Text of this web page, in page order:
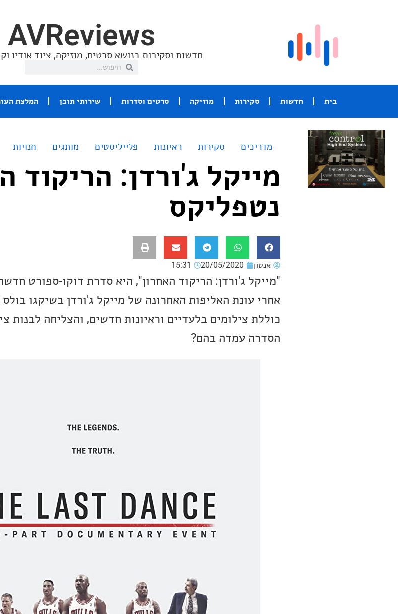
AVReviews
חדשות וסקירות בנושא סרטים, מוזיקה, ציוד אודיו
בית חדשות סקירות מוזיקה סרטים וסדרות שירותי תוכן המלצת
מדריכים סקירות ראיונות פלייליסטים מותגים חנויות
מייקל ג'ורדן: הריקוד
נטפליקס
אנטון 20/05/2020
15:31
"מייקל ג'ורדן: הריקוד האחרון", היא סדרת דוקו-ספורט
כוללת צילומים בלעדיים וראיונות חדשים, והצליחה לבנות
הסדרה עמדה בהם?